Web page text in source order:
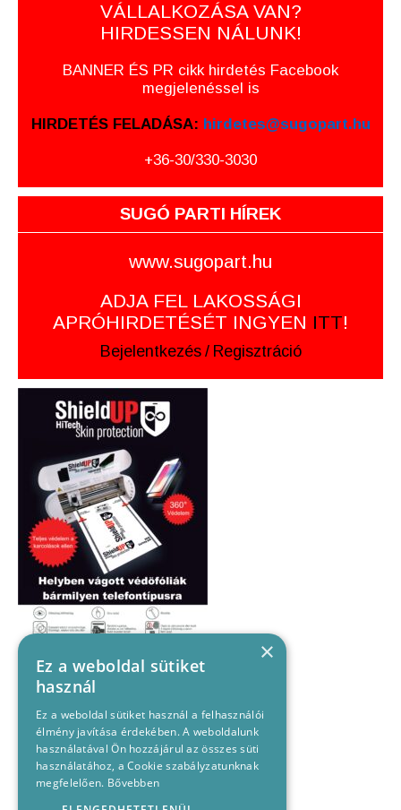
VÁLLALKOZÁSA VAN?
HIRDESSEN NÁLUNK!
BANNER ÉS PR cikk hirdetés Facebook
megjelenéssel is
HIRDETÉS FELADÁSA: hirdetes@sugopart.hu
+36-30/330-3030
SUGÓ PARTI HÍREK
www.sugopart.hu
ADJA FEL LAKOSSÁGI
APRÓHIRDETÉSÉT INGYEN ITT!
Bejelentkezés / Regisztráció
×
Ez a weboldal sütiket
használ
Ez a weboldal sütiket használ a felhasználói
élmény javítása érdekében. A weboldalunk
használatával Ön hozzájárul az összes süti
használatához, a Cookie szabályzatunknak
megfelelően. Bővebben